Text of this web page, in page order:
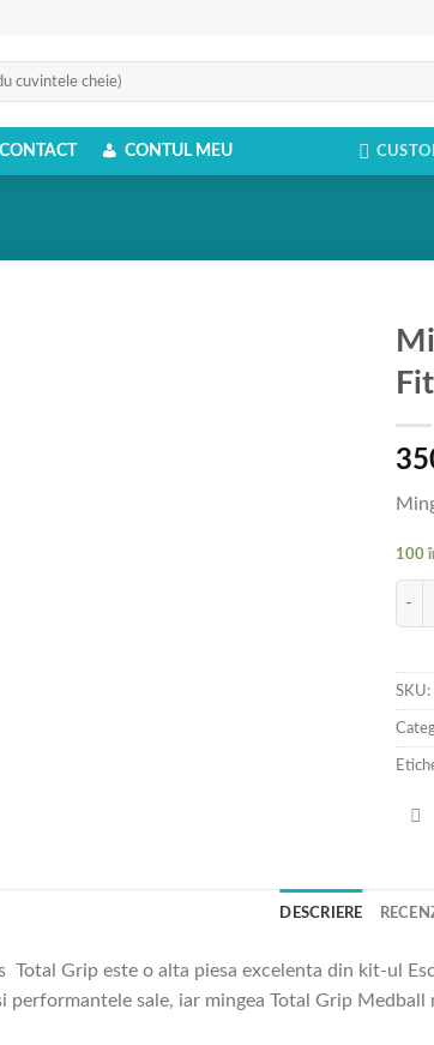
CONTACT CONTUL MEU
100
SKU:
DESCRIERE
Total Grip este o alta piesa excelenta din kit-ul
performantele sale, iar mingea Total Grip Medball